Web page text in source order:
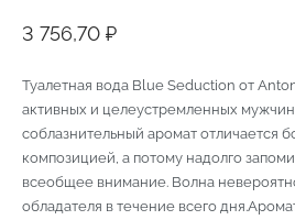
3 756,70 ₽
Туалетная вода Blue Seduction от
активных и целеустремленных
соблазнительный аромат отличается
композицией, а потому надолго
всеобщее внимание. Волна
обладателя в течение всего